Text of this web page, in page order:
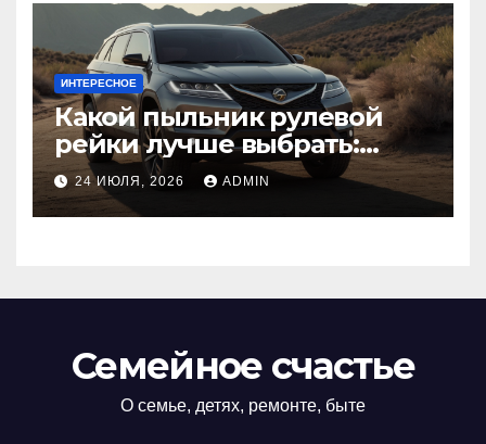
ИНТЕРЕСНОЕ
Какой пыльник рулевой
рейки лучше выбрать:
оригинальный или аналог,
резина или полиуретан
24 ИЮЛЯ, 2026 ADMIN
Семейное счастье
О семье, детях, ремонте, быте